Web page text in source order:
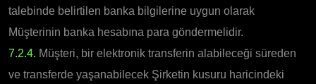
talebinde belirtilen banka bilgilerine uygun olarak
Müşterinin banka hesabına para göndermelidir.
7.2.4. Müşteri, bir elektronik transferin alabileceği süreden
ve transferde yaşanabilecek Şirketin kusuru haricindeki